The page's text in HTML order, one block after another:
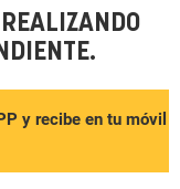
y recibe en tu móvil